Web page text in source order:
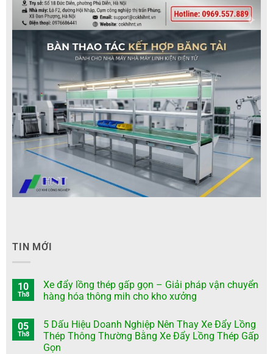
TIN MỚI
10
Th8
Xe đẩy lồng thép gấp gọn – Giải pháp vận chuyển
hàng hóa thông mih cho kho xưởng
05
Th8
5 Dấu Hiệu Doanh Nghiệp Nên Thay Xe Đẩy Lồng
Thép Thông Thường Bằng Xe Đẩy Lồng Thép Gấp
Gọn